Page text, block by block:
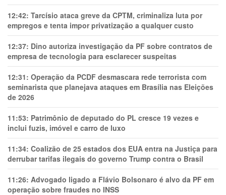
12:42: Tarcísio ataca greve da CPTM, criminaliza luta por
empregos e tenta impor privatização a qualquer custo
12:37: Dino autoriza investigação da PF sobre contratos de
empresa de tecnologia para esclarecer suspeitas
12:31: Operação da PCDF desmascara rede terrorista com
seminarista que planejava ataques em Brasília nas Eleições
de 2026
11:53: Patrimônio de deputado do PL cresce 19 vezes e
inclui fuzis, imóvel e carro de luxo
11:34: Coalizão de 25 estados dos EUA entra na Justiça para
derrubar tarifas ilegais do governo Trump contra o Brasil
11:26: Advogado ligado a Flávio Bolsonaro é alvo da PF em
operação sobre fraudes no INSS